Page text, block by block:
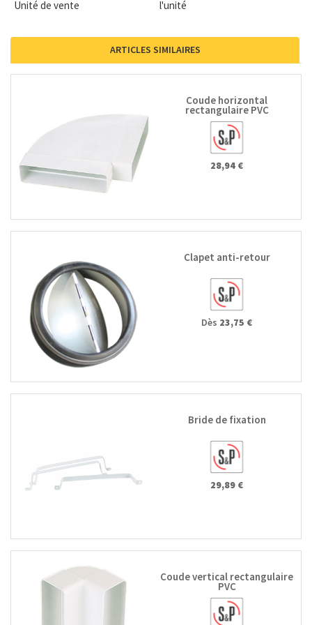
Unité de vente l'unité
ARTICLES SIMILAIRES
Coude horizontal
rectangulaire PVC
28,94 €
Clapet anti-retour
Dès 23,75 €
Bride de fixation
29,89 €
Coude vertical rectangulaire
PVC